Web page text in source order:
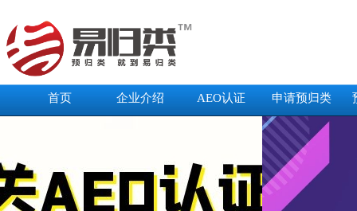
首页 企业介绍 AEO认证 申请预归类